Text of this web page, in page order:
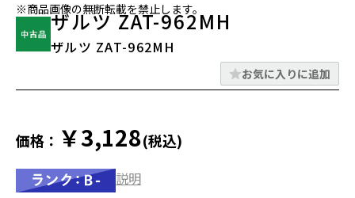
※商品画像の無断転載を禁止します。
ザルツ ZAT-962MH
ザルツ ZAT-962MH
お気に入りに追加
価格： ￥3,128(税込)
説明